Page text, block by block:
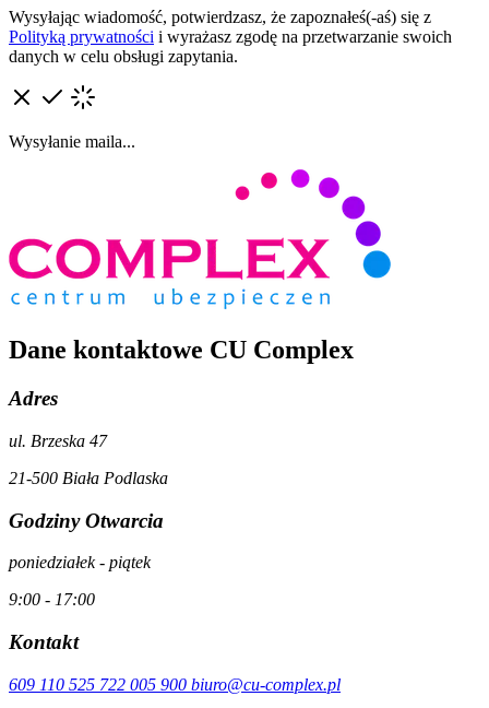
Wysyłając wiadomość, potwierdzasz, że zapoznałeś(-aś) się z
Polityką prywatności i wyrażasz zgodę na przetwarzanie swoich
danych w celu obsługi zapytania.
Wysyłanie maila...
Dane kontaktowe CU Complex
Adres
ul. Brzeska 47
21-500 Biała Podlaska
Godziny Otwarcia
poniedziałek - piątek
9:00 - 17:00
Kontakt
609 110 525 722 005 900 biuro@cu-complex.pl